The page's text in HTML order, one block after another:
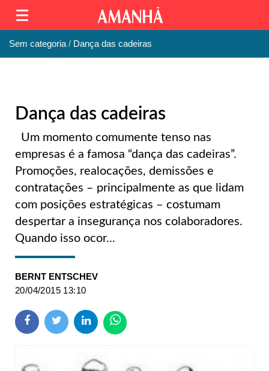
Sem categoria Dança das cadeiras
Dança das cadeiras
Um momento comumente tenso nas
empresas é a famosa “dança das cadeiras”.
Promoções, realocações, demissões e
contratações – principalmente as que lidam
com posições estratégicas – costumam
despertar a insegurança nos colaboradores.
Quando isso ocor...
BERNT ENTSCHEV
20/04/2015 13:10